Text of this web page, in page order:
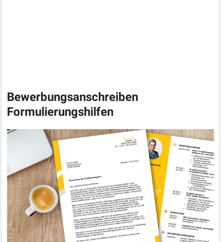
Bewerbungsanschreiben
Formulierungshilfen